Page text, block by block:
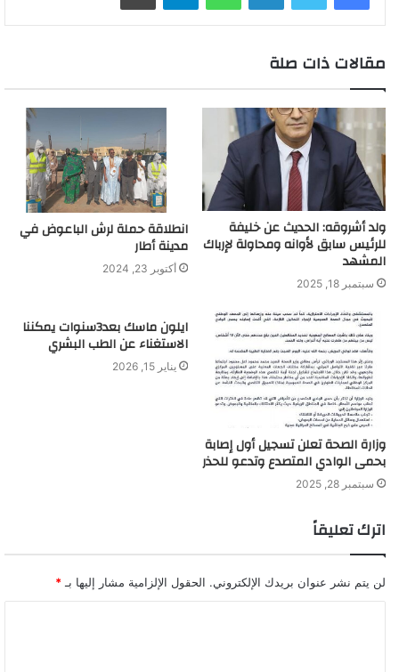
مقالات ذات صلة
ولد أشروقه: الحديث عن خليفة
للرئيس سابق لأوانه ومحاولة لإرباك
المشهد
سبتمبر 18, 2025
انطلاقة حملة لرش الباعوض في
مدينة أطار
أكتوبر 23, 2024
وزارة الصحة تعلن تسجيل أول إصابة
بحمى الوادي المتصدع وتدعو للحذر
سبتمبر 28, 2025
ايلون ماسك بعد3سنوات يمكننا
الاستغناء عن الطب البشري
يناير 15, 2026
اترك تعليقاً
لن يتم نشر عنوان بريدك الإلكتروني. الحقول الإلزامية مشار إليها بـ *